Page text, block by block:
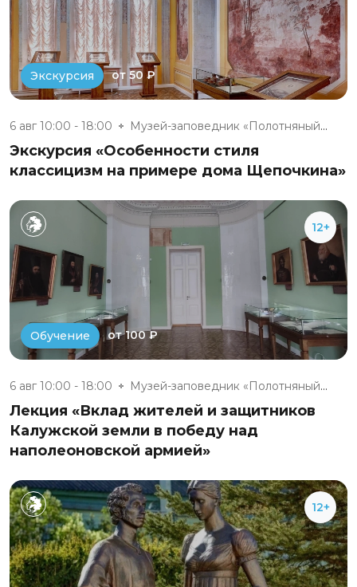
Экскурсия от 50 ₽
6 авг 10:00 - 18:00 Музей-заповедник «Полотняный З...
Экскурсия «Особенности стиля
классицизм на примере дома Щепочкина»
12+
Обучение от 100 ₽
6 авг 10:00 - 18:00 Музей-заповедник «Полотняный З...
Лекция «Вклад жителей и защитников
Калужской земли в победу над
наполеоновской армией»
12+